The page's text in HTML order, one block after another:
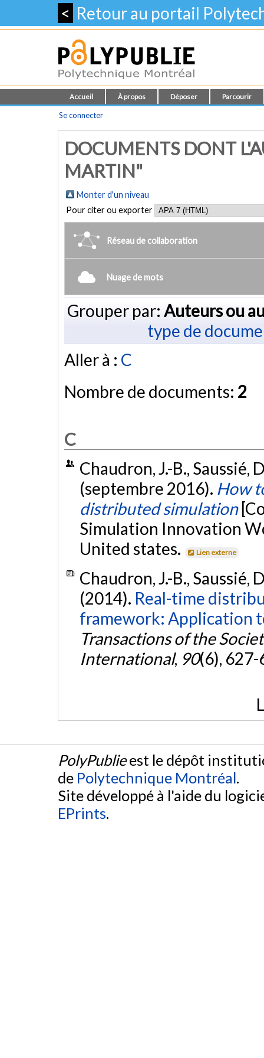
< Retour au portail
Accueil À propos Déposer Parcourir
Se connecter
DOCUMENTS DONT
MARTIN"
Monter d'un niveau
Pour citer ou exporter
Réseau de collaboration
Nuage de mots
Grouper par: Auteurs ou
type de
Aller à : C
Nombre de documents: 2
C
Chaudron, J.-B., Saussié,
(septembre 2016). How
distributed simulation
Simulation Innovation
United states.
Lien externe
Chaudron, J.-B., Saussié,
(2014). Real-time
framework: Application
Transactions of the
International, 90(6),
PolyPublieest le dépôt
de Polytechnique Montréal.
Site développé à l'aide du
EPrints.